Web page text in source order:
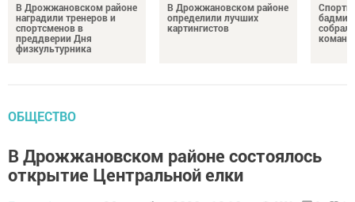
В Дрожжановском районе
наградили тренеров и
спортсменов в
преддверии Дня
физкультурника
В Дрожжановском районе
определили лучших
картингистов
ОБЩЕСТВО
В Дрожжановском районе состоялось
открытие Центральной елки